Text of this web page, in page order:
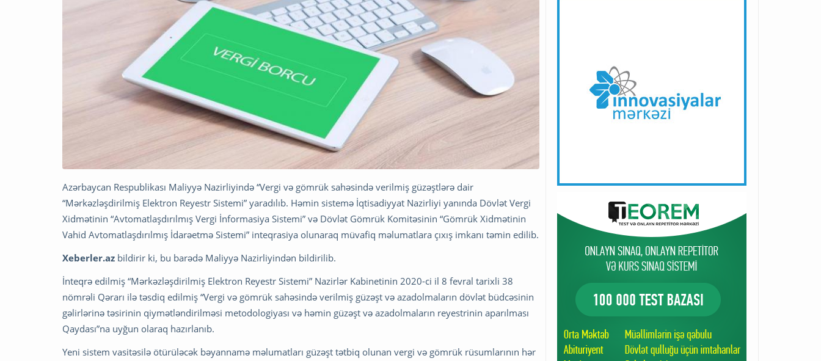
Azərbaycan Respublikası Maliyyə Nazirliyində “Vergi və gömrük sahəsində verilmiş güzəştlərə dair
“Mərkəzləşdirilmiş Elektron Reyestr Sistemi” yaradılıb. Həmin sistemə İqtisadiyyat Nazirliyi yanında Dövlət Vergi
Xidmətinin “Avtomatlaşdırılmış Vergi İnformasiya Sistemi” və Dövlət Gömrük Komitəsinin “Gömrük Xidmətinin
Vahid Avtomatlaşdırılmış İdarəetmə Sistemi” inteqrasiya olunaraq müvafiq məlumatlara çıxış imkanı təmin edilib.
Xeberler.az bildirir ki, bu barədə Maliyyə Nazirliyindən bildirilib.
İnteqrə edilmiş “Mərkəzləşdirilmiş Elektron Reyestr Sistemi” Nazirlər Kabinetinin 2020-ci il 8 fevral tarixli 38
nömrəli Qərarı ilə təsdiq edilmiş “Vergi və gömrük sahəsində verilmiş güzəşt və azadolmaların dövlət büdcəsinin
gəlirlərinə təsirinin qiymətləndirilməsi metodologiyası və həmin güzəşt və azadolmaların reyestrinin aparılması
Qaydası”na uyğun olaraq hazırlanıb.
Yeni sistem vasitəsilə ötürüləcək bəyannamə məlumatları güzəşt tətbiq olunan vergi və gömrük rüsumlarının hər